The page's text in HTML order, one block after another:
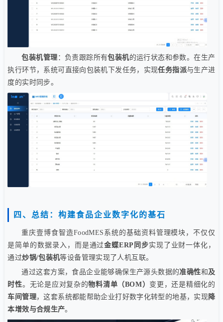
包装机管理 ：负责跟踪所有包装机的运行状态和参数。在生产
执行环节，系统可直接向包装机下发任务，实现任务指派与生产进
度的实时同步。
四、总结：构建食品企业数字化的基石
重庆壹博食智造FoodMES系统的基础资料管理模块，不仅仅
是简单的数据录入，而是通过金蝶ERP同步实现了业财一体化，
通过炒锅/包装机等设备管理实现了人机互联。
通过这套方案，食品企业能够确保生产源头数据的准确性和 及
时性。无论是应对复杂的物料清单（BOM） 变更，还是精细化的
车间管理，这套系统都能帮助企业打好数字化转型的地基，实现降
本增效与合规生产。